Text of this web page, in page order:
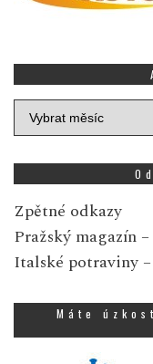
Archiv
zpráv
Zpětné odkazy
Pražský magazín
Italské potraviny
Máte